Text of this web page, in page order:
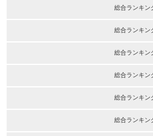
総合ランキン
総合ランキン
総合ランキン
総合ランキン
総合ランキン
総合ランキン